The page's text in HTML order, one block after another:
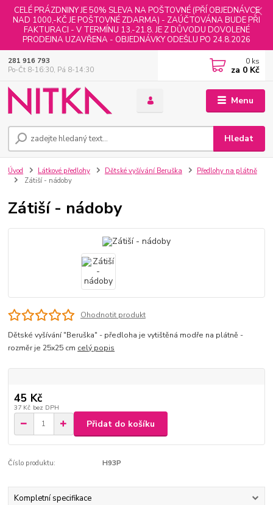
CELÉ PRÁZDNINY JE 50% SLEVA NA POŠTOVNÉ (PŘÍ OBJEDNÁVCE
NAD 1000,-KČ JE POŠTOVNÉ ZDARMA) - ZAÚČTOVÁNA BUDE PŘI
FAKTURACI - V TERMÍNU 13.-21.8. JE Z DŮVODU DOVOLENÉ
PRODEJNA UZAVŘENA - OBJEDNÁVKY ODEŠLU PO 24.8.2026
Menu
Hledat
281 916 793
Po-Čt 8-16:30, Pá 8-14:30
0 ks
za 0 Kč
Úvod Látkové předlohy Dětské vyšívání Beruška
Předlohy na plátně
Zátiší - nádoby
Zátiší - nádoby
Ohodnotit produkt
Dětské vyšívání "Beruška" - předloha je vytištěná modře na plátně -
rozměr je 25x25 cm celý popis
45 Kč
37 Kč bez DPH
Přidat do košíku
Číslo produktu: H93P
Kompletní specifikace